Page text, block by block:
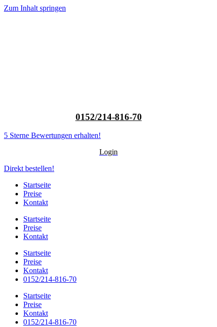
Zum Inhalt springen
0152/214-816-70
5 Sterne Bewertungen erhalten!
Login
Direkt bestellen!
Startseite
Preise
Kontakt
Startseite
Preise
Kontakt
Startseite
Preise
Kontakt
0152/214-816-70
Startseite
Preise
Kontakt
0152/214-816-70